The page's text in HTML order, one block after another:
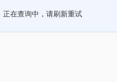
正在查询中，请刷新重试